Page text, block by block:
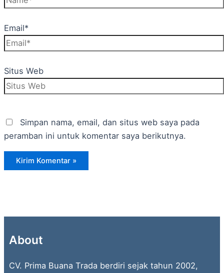
Email*
Situs Web
Simpan nama, email, dan situs web saya pada
peramban ini untuk komentar saya berikutnya.
About
CV. Prima Buana Trada berdiri sejak tahun 2002,